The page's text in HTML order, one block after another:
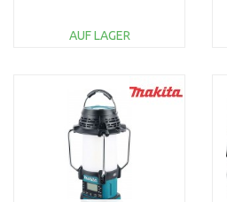
AUF LAGER
Vergleichen